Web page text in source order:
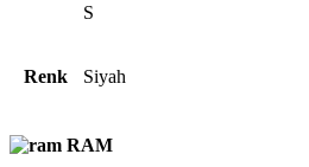
S
Renk Siyah
RAM